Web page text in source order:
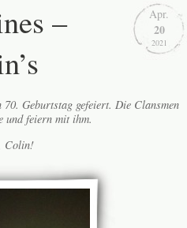
Apr.
20
2021
–
Geburtstag gefeiert. Die Clansmen
und feiern mit ihm.
Colin!